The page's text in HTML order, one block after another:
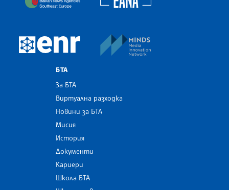
European Newsroom
БТА
За БТА
Виртуална разходка
Новини за БТА
Мисия
История
Документи
Кариери
Школа БТА